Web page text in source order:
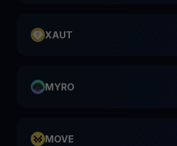
XAUT
MYRO
MOVE